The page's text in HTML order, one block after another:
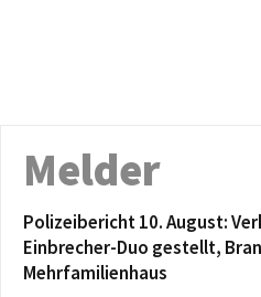
Melder
Polizeibericht 10. August:
Einbrecher-Duo gestellt,
Mehrfamilienhaus